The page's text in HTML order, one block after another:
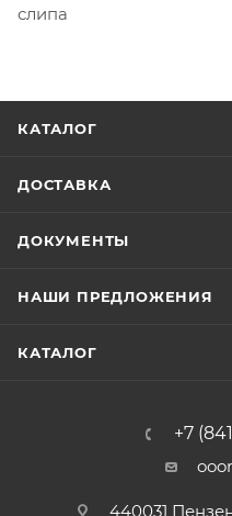
слипа
КАТАЛОГ
ДОСТАВКА
ДОКУМЕНТЫ
НАШИ ПРЕДЛОЖЕНИЯ
КАТАЛОГ
+7
440031